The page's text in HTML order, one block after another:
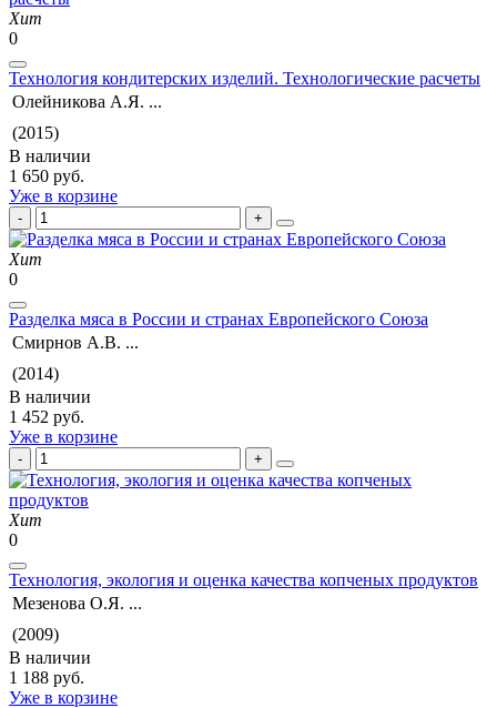
Хит
0
Технология кондитерских изделий. Технологические расчеты
Олейникова А.Я. ...
(2015)
В наличии
1 650 руб.
Уже в корзине
Хит
0
Разделка мяса в России и странах Европейского Союза
Смирнов А.В. ...
(2014)
В наличии
1 452 руб.
Уже в корзине
Хит
0
Технология, экология и оценка качества копченых продуктов
Мезенова О.Я. ...
(2009)
В наличии
1 188 руб.
Уже в корзине